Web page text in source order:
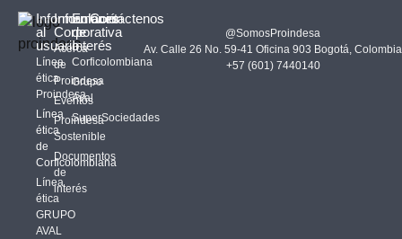
Información
al
usuario
Línea
ética
Proindesa
Línea
ética
de
Corficolombiana
Línea
ética
GRUPO
AVAL
Información
Corporativa
Acerca
de
Proindesa
Eventos
Proindesa
Sostenible
Documentos
de
interés
Enlaces
de
Interés
Corficolombiana
Grupo
Aval
SuperSociedades
Contáctenos
@SomosProindesa
Av. Calle 26 No. 59-41 Oficina 903 Bogotá, Colombia
+57 (601) 7440140